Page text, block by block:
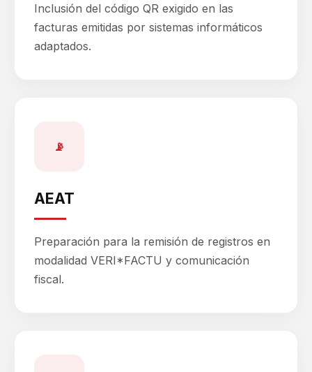
Inclusión del código QR exigido en las
facturas emitidas por sistemas informáticos
adaptados.
📡
AEAT
Preparación para la remisión de registros en
modalidad VERI*FACTU y comunicación
fiscal.